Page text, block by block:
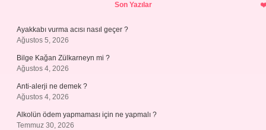
Son Yazılar
Ayakkabı vurma acısı nasıl geçer ?
Ağustos 5, 2026
Bilge Kağan Zülkarneyn mi ?
Ağustos 4, 2026
Anti-alerji ne demek ?
Ağustos 4, 2026
Alkolün ödem yapmaması için ne yapmalı ?
Temmuz 30, 2026